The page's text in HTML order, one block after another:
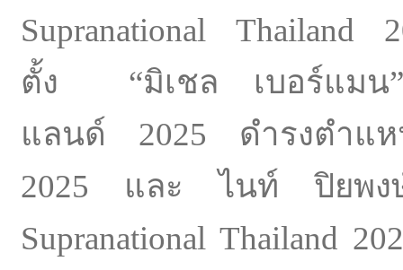
Supranational Thailand
ตั้ง “มิเชล เบอร์แม
แลนด์ 2025 ดำรงตำแห
2025 และ ไนท์ ปิยพง
Supranational Thailand